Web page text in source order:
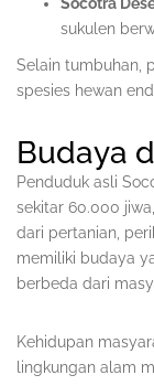
sukulen
Selain tumbuhan,
spesies hewan
Budaya
Penduduk asli
sekitar 60.000
dari pertanian,
memiliki budaya
berbeda dari
Kehidupan
lingkungan alam